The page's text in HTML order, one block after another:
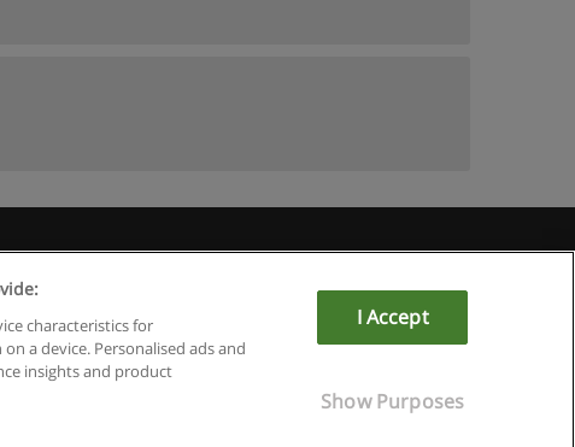
characteristics for
a device. Personalised ads and
insights and product
I Accept
Show Purposes